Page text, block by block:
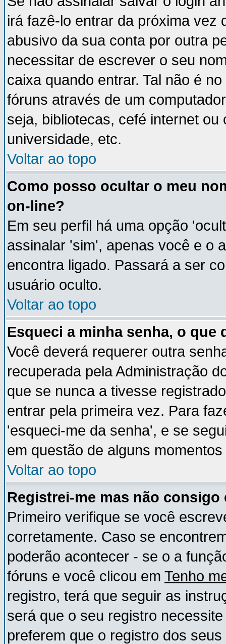
irá fazê-lo entrar da próxima vez
abusivo da sua conta por outra
necessitar de escrever o seu
caixa quando entrar. Tal não é
fóruns através de um
seja, bibliotecas, cefé internet
universidade, etc.
Voltar ao topo
Como posso ocultar o meu
on-line?
Em seu perfil há uma opção
assinalar 'sim', apenas você e o
encontra ligado. Passará a ser
usuário oculto.
Voltar ao topo
Esqueci a minha senha, o que
Você deverá requerer outra
recuperada pela Administração
que se nunca a tivesse
entrar pela primeira vez. Para
'esqueci-me da senha', e se
em questão de alguns momentos
Voltar ao topo
Registrei-me mas não
Primeiro verifique se você
corretamente. Caso se
poderão acontecer - se o a
fóruns e você clicou em Tenho
registro, terá que seguir as
será que o seu registro
preferem que o registro dos